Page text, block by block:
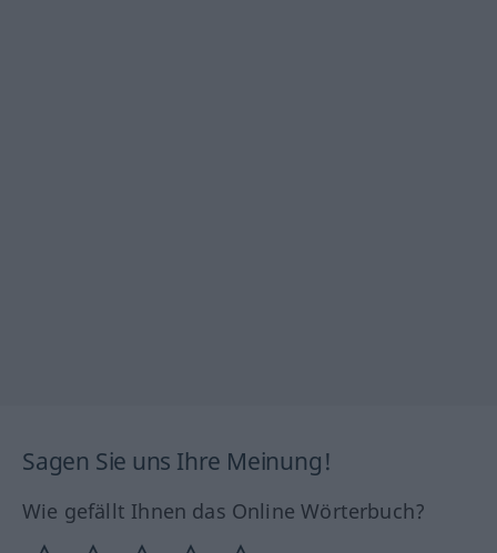
Sagen Sie uns Ihre Meinung!
Wie gefällt Ihnen das Online Wörterbuch?